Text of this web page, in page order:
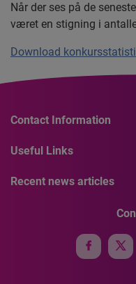
Når der ses på de
været en stigning i
Download
Contact Information
Useful Links
Recent news articles